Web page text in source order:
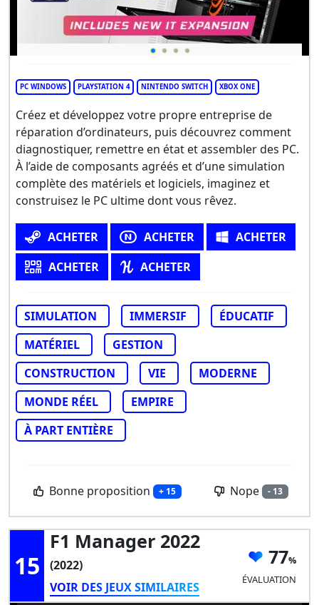
PC WINDOWS PLAYSTATION 4 NINTENDO SWITCH XBOX ONE
Créez et développez votre propre entreprise de
réparation d’ordinateurs, puis découvrez comment
diagnostiquer, remettre en état et assembler des PC.
À l’aide de composants agréés et d’une simulation
complète des matériels et logiciels, imaginez et
construisez le PC ultime dont vous rêvez.
ACHETER ACHETER
ACHETER
ACHETER
ACHETER
SIMULATION IMMERSIF
ÉDUCATIF
MATÉRIEL
GESTION
CONSTRUCTION
VIE
MODERNE
MONDE RÉEL
EMPIRE
À PART ENTIÈRE
Bonne proposition + 15 Nope - 13
15
F1 Manager 2022
(2022)
VOIR DES JEUX SIMILAIRES
77
ÉVALUATION